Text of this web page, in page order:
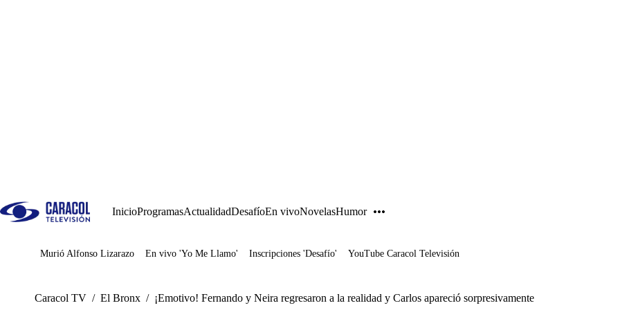
InicioProgramasActualidadDesafíoEn vivoNovelasHumor
Juegos
Murió Alfonso Lizarazo En vivo 'Yo Me Llamo' Inscripciones 'Desafío' YouTube Caracol Televisión
Caracol TV / El Bronx / ¡Emotivo! Fernando y Neira regresaron a la realidad y Carlos apareció sorpresivamente